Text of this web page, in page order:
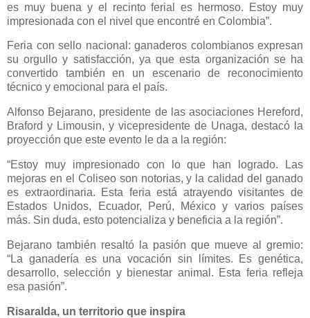
es muy buena y el recinto ferial es hermoso. Estoy muy
impresionada con el nivel que encontré en Colombia”.
Feria con sello nacional: ganaderos colombianos expresan
su orgullo y satisfacción, ya que esta organización se ha
convertido también en un escenario de reconocimiento
técnico y emocional para el país.
Alfonso Bejarano, presidente de las asociaciones Hereford,
Braford y Limousin, y vicepresidente de Unaga, destacó la
proyección que este evento le da a la región:
“Estoy muy impresionado con lo que han logrado. Las
mejoras en el Coliseo son notorias, y la calidad del ganado
es extraordinaria. Esta feria está atrayendo visitantes de
Estados Unidos, Ecuador, Perú, México y varios países
más. Sin duda, esto potencializa y beneficia a la región”.
Bejarano también resaltó la pasión que mueve al gremio:
“La ganadería es una vocación sin límites. Es genética,
desarrollo, selección y bienestar animal. Esta feria refleja
esa pasión”.
Risaralda, un territorio que inspira